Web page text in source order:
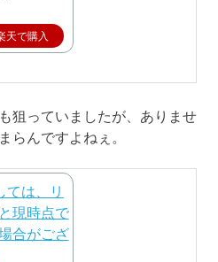
天で購入
狙っていましたが、ありませ
らんですよねぇ。